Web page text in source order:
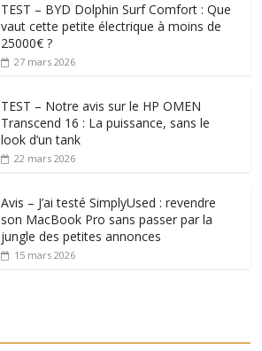
TEST – BYD Dolphin Surf Comfort : Que
vaut cette petite électrique à moins de
25000€ ?
27 mars 2026
TEST – Notre avis sur le HP OMEN
Transcend 16 : La puissance, sans le
look d’un tank
22 mars 2026
Avis – J’ai testé SimplyUsed : revendre
son MacBook Pro sans passer par la
jungle des petites annonces
15 mars 2026